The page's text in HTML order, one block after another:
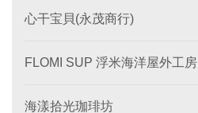
心干宝貝(永茂商行)
FLOMI SUP 浮米海洋屋外工房
海漾拾光珈琲坊